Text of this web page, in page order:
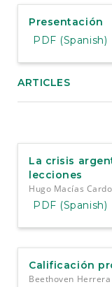
e
b
Presentación
PDF (Spanish)
ARTICLES
La crisis
lecciones
Hugo Macías
PDF (Spanish)
Calificación
Beethoven